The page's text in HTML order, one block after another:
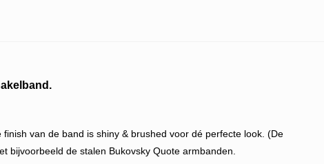
van de band is shiny & brushed voor dé perfecte look. (De
bijvoorbeeld de stalen Bukovsky Quote armbanden.